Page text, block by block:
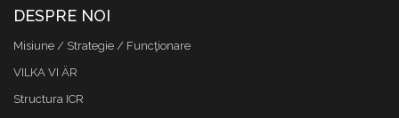
DESPRE NOI
Misiune / Strategie / Funcţionare
VILKA VI ÄR
Structura ICR